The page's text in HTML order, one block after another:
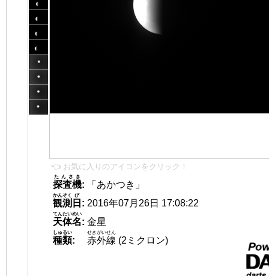
👈 お気に入りのアイコンをクリック！
探査機
たんさき
:
「あかつき」
観測
かんそく
日
び
: 2016年07月26日 17:08:22
天体名
てんたいめい
: 金星
種類
しゅるい
: 赤外線
せきがいせん
(2ミクロン)